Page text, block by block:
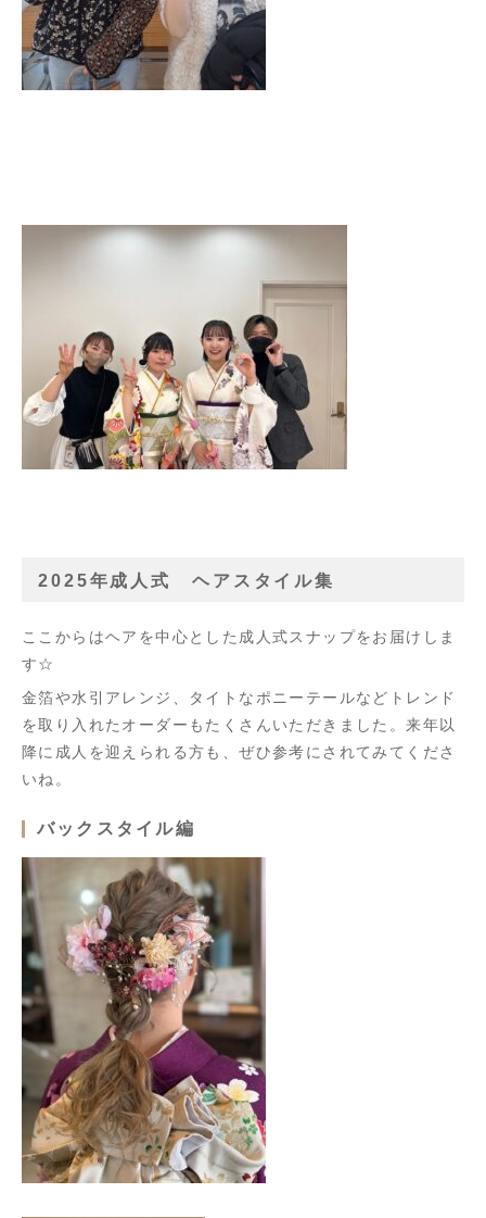
2025年成人式 ヘアスタイル集
ここからはヘアを中心とした成人式スナップをお届けしま
す☆
金箔や水引アレンジ、タイトなポニーテールなどトレンド
を取り入れたオーダーもたくさんいただきました。来年以
降に成人を迎えられる方も、ぜひ参考にされてみてくださ
いね。
バックスタイル編